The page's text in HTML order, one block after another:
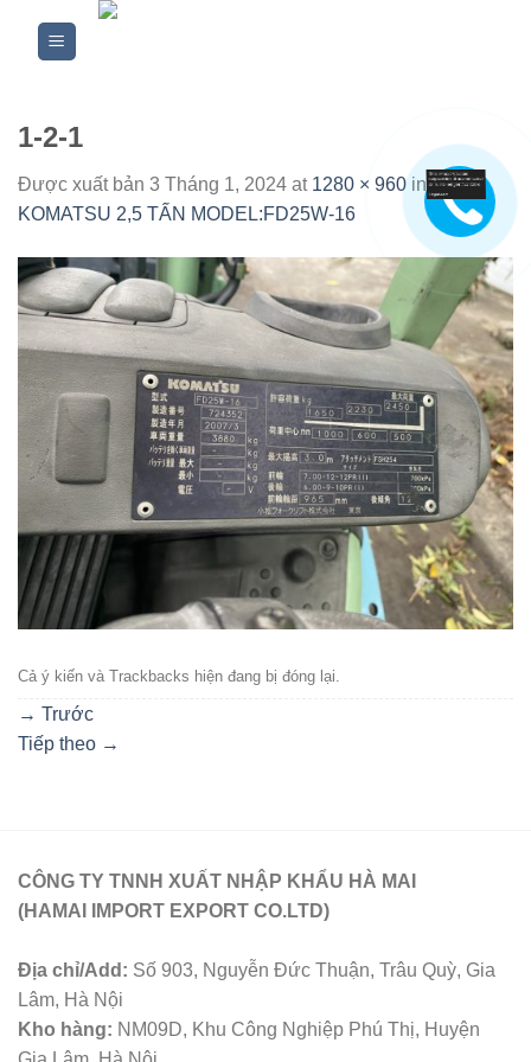
1-2-1
Được xuất bản 3 Tháng 1, 2024 at 1280 × 960 inXE
KOMATSU 2,5 TẤN MODEL:FD25W-16
Cả ý kiến ​​và Trackbacks hiện đang bị đóng lại.
→ Trước
Tiếp theo →
CÔNG TY TNNH XUẤT NHẬP KHẨU HÀ MAI
(HAMAI IMPORT EXPORT CO.LTD)
Địa chỉ/Add: Số 903, Nguyễn Đức Thuận, Trâu Quỳ, Gia
Lâm, Hà Nội
Kho hàng: NM09D, Khu Công Nghiệp Phú Thị, Huyện